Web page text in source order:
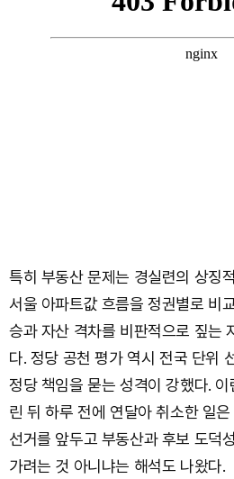
특히 부동산 문제는 경실련의 상징
서울 아파트값 흐름을 정권별로 비
승과 자산 격차를 비판적으로 짚는
다. 정당 공천 평가 역시 전국 단위
정당 책임을 묻는 성격이 강했다.
린 뒤 하루 전에 연달아 취소한 일
선거를 앞두고 부동산과 후보 도덕
가려는 것 아니냐는 해석도 나왔다.